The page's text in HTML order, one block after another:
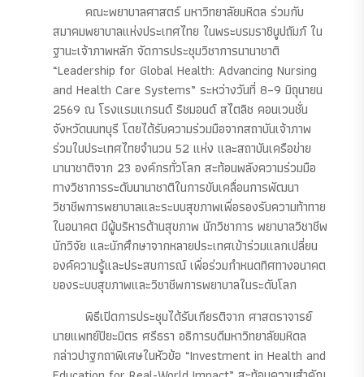
คณะพยาบาลศาสตร์ มหาวิทยาลัยมหิดล ร่วมกับ
สมาคมพยาบาลแห่งประเทศไทย ในพระบรมราชินูปถัมภ์ ใน
ฐานะเจ้าภาพหลัก จัดการประชุมวิชาการนานาชาติ
“Leadership for Global Health: Advancing Nursing
and Health Care Systems” ระหว่างวันที่ 8–9 มิถุนายน
2569 ณ โรงแรมแกรนด์ ริชมอนด์ สไตลิช คอนเวนชั่น
จังหวัดนนทบุรี โดยได้รับความร่วมมือจากสถาบันเจ้าภาพ
ร่วมในประเทศไทยจำนวน 52 แห่ง และสถาบันเครือข่าย
นานาชาติจาก 23 องค์กรทั่วโลก สะท้อนพลังความร่วมมือ
ทางวิชาการระดับนานาชาติในการขับเคลื่อนการพัฒนา
วิชาชีพการพยาบาลและระบบสุขภาพเพื่อรองรับความท้าทาย
ในอนาคต มีผู้บริหารด้านสุขภาพ นักวิชาการ พยาบาลวิชาชีพ
นักวิจัย และนักศึกษาจากหลายประเทศเข้าร่วมแลกเปลี่ยน
องค์ความรู้และประสบการณ์ เพื่อร่วมกำหนดทิศทางอนาคต
ของระบบสุขภาพและวิชาชีพการพยาบาลในระดับโลก
พิธีเปิดการประชุมได้รับเกียรติจาก ศาสตราจารย์
นายแพทย์ปิยะมิตร ศรีธรา อธิการบดีมหาวิทยาลัยมหิดล
กล่าวปาฐกถาพิเศษในหัวข้อ “Investment in Health and